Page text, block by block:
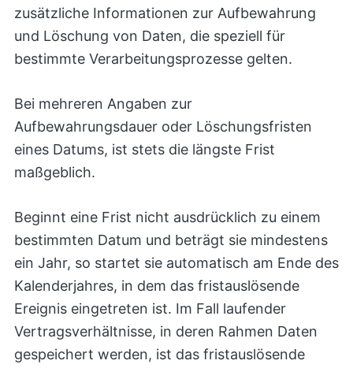
zusätzliche Informationen zur Aufbewahrung
und Löschung von Daten, die speziell für
bestimmte Verarbeitungsprozesse gelten.
Bei mehreren Angaben zur
Aufbewahrungsdauer oder Löschungsfristen
eines Datums, ist stets die längste Frist
maßgeblich.
Beginnt eine Frist nicht ausdrücklich zu einem
bestimmten Datum und beträgt sie mindestens
ein Jahr, so startet sie automatisch am Ende des
Kalenderjahres, in dem das fristauslösende
Ereignis eingetreten ist. Im Fall laufender
Vertragsverhältnisse, in deren Rahmen Daten
gespeichert werden, ist das fristauslösende